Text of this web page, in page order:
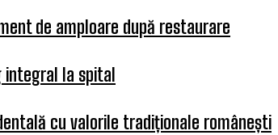
de amploare după restaurare
integral la spital
cu valorile tradiționale românești